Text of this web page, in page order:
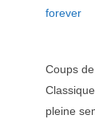
forever
Coups
pleine